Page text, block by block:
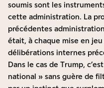
soumis sont les
cette administration. La
précédentes
était, à chaque mise en
délibérations internes
Dans le cas de Trump,
national » sans guère de